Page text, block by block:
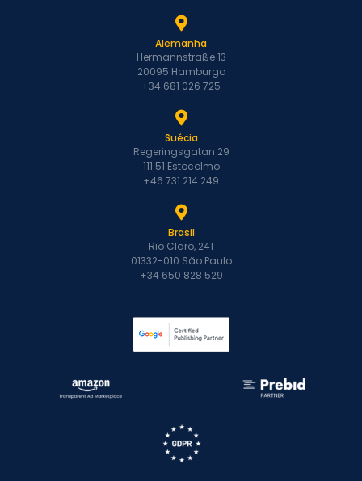
Alemanha
Hermannstraße 13
20095 Hamburgo
+34 681 026 725
Suécia
Regeringsgatan 29
111 51 Estocolmo
+46 731 214 249
Brasil
Rio Claro, 241
01332-010 São Paulo
+34 650 828 529